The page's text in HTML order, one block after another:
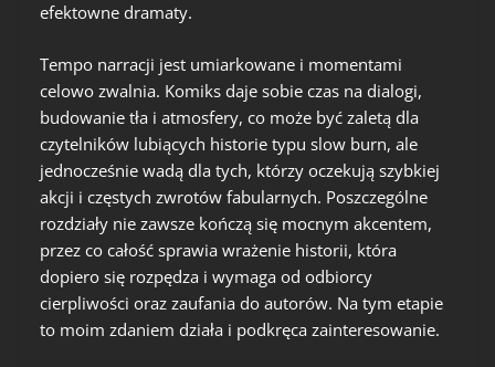
efektowne dramaty.
Tempo narracji jest umiarkowane i momentami
celowo zwalnia. Komiks daje sobie czas na dialogi,
budowanie tła i atmosfery, co może być zaletą dla
czytelników lubiących historie typu slow burn, ale
jednocześnie wadą dla tych, którzy oczekują szybkiej
akcji i częstych zwrotów fabularnych. Poszczególne
rozdziały nie zawsze kończą się mocnym akcentem,
przez co całość sprawia wrażenie historii, która
dopiero się rozpędza i wymaga od odbiorcy
cierpliwości oraz zaufania do autorów. Na tym etapie
to moim zdaniem działa i podkręca zainteresowanie.